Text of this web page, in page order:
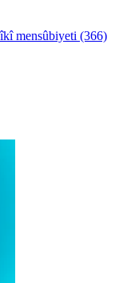
mensûbiyeti (366)